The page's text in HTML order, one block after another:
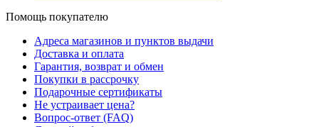
Помощь покупателю
Адреса магазинов и пунктов выдачи
Доставка и оплата
Гарантия, возврат и обмен
Покупки в рассрочку
Подарочные сертификаты
Не устраивает цена?
Вопрос-ответ (FAQ)